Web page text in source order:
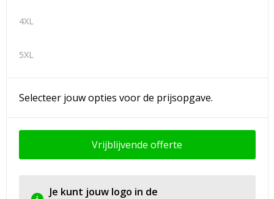
4XL
5XL
Selecteer jouw opties voor de prijsopgave.
Vrijblijvende offerte
Je kunt jouw logo in de